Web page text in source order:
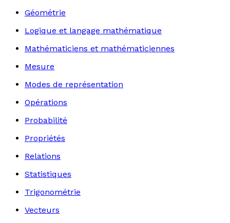
Géométrie
Logique et langage mathématique
Mathématiciens et mathématiciennes
Mesure
Modes de représentation
Opérations
Probabilité
Propriétés
Relations
Statistiques
Trigonométrie
Vecteurs